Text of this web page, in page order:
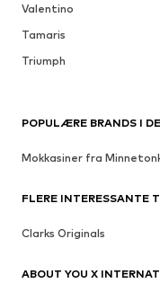
Valentino
Tamaris
Triumph
POPULÆRE BRANDS I
Mokkasiner fra
FLERE INTERESSANTE
Clarks Originals
ABOUT YOU X